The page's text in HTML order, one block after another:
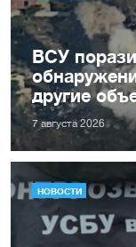
ВСУ
другие
7 августа 2026
НОВОСТИ